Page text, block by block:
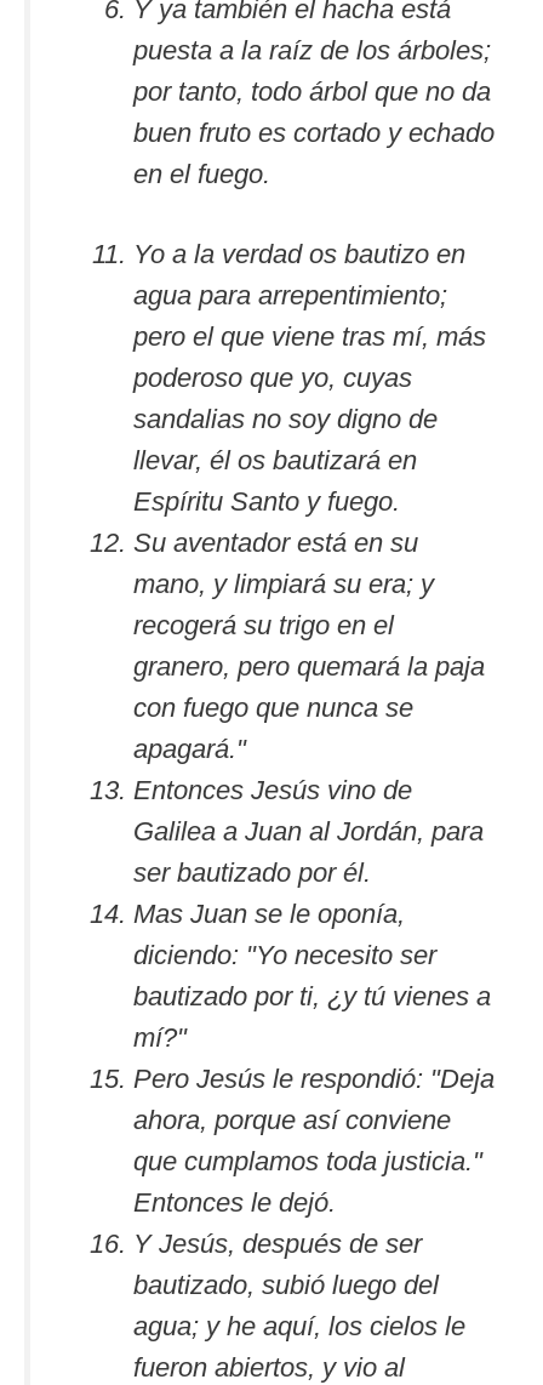
Y ya también el hacha está
puesta a la raíz de los árboles;
por tanto, todo árbol que no da
buen fruto es cortado y echado
en el fuego.
Yo a la verdad os bautizo en
agua para arrepentimiento;
pero el que viene tras mí, más
poderoso que yo, cuyas
sandalias no soy digno de
llevar, él os bautizará en
Espíritu Santo y fuego.
Su aventador está en su
mano, y limpiará su era; y
recogerá su trigo en el
granero, pero quemará la paja
con fuego que nunca se
apagará."
Entonces Jesús vino de
Galilea a Juan al Jordán, para
ser bautizado por él.
Mas Juan se le oponía,
diciendo: "Yo necesito ser
bautizado por ti, ¿y tú vienes a
mí?"
Pero Jesús le respondió: "Deja
ahora, porque así conviene
que cumplamos toda justicia."
Entonces le dejó.
Y Jesús, después de ser
bautizado, subió luego del
agua; y he aquí, los cielos le
fueron abiertos, y vio al